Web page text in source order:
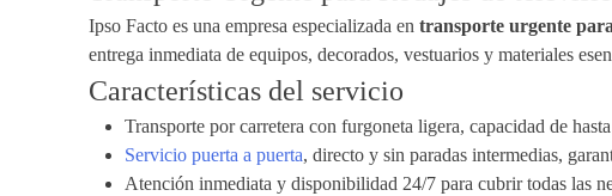
Ipso Facto es una empresa especializada en transporte urgente
entrega inmediata de equipos, decorados, vestuarios y materiales
Características del servicio
Transporte por carretera con furgoneta ligera, capacidad de
Servicio puerta a puerta, directo y sin paradas intermedias,
Atención inmediata y disponibilidad 24/7 para cubrir todas las